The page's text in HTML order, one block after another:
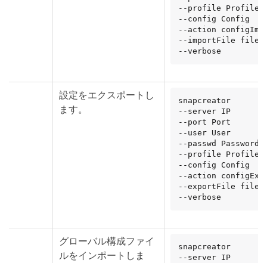
--profile Profile
--config Config
--action
--importFile
--verbose
設定をエクスポートし
ます。
snapcreator
--server IP
--port Port
--user User
--passwd Password
--profile Profile
--config Config
--action
--exportFile
--verbose
グローバル構成ファイ
ルをインポートしま
snapcreator
--server IP